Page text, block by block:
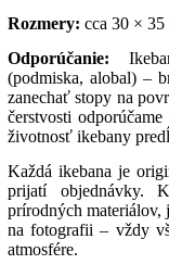
Rozmery: cca 30 × 35
Odporúčanie:
(podmiska, alobal) –
zanechať stopy na
čerstvosti
životnosť ikebany
Každá ikebana je
prijatí objednávky.
prírodných materiálov,
na fotografii – vždy
atmosfére.